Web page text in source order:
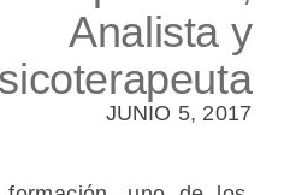
Analista y
JUNIO 5, 2017